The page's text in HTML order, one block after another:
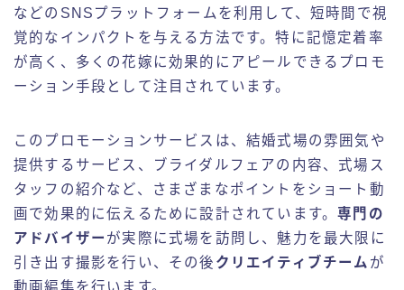
などのSNSプラットフォームを利用して、短時間で視
覚的なインパクトを与える方法です。特に記憶定着率
が高く、多くの花嫁に効果的にアピールできるプロモ
ーション手段として注目されています。
このプロモーションサービスは、結婚式場の雰囲気や
提供するサービス、ブライダルフェアの内容、式場ス
タッフの紹介など、さまざまなポイントをショート動
画で効果的に伝えるために設計されています。専門の
アドバイザー が実際に式場を訪問し、魅力を最大限に
引き出す撮影を行い、その後 クリエイティブチーム が
動画編集を行います。